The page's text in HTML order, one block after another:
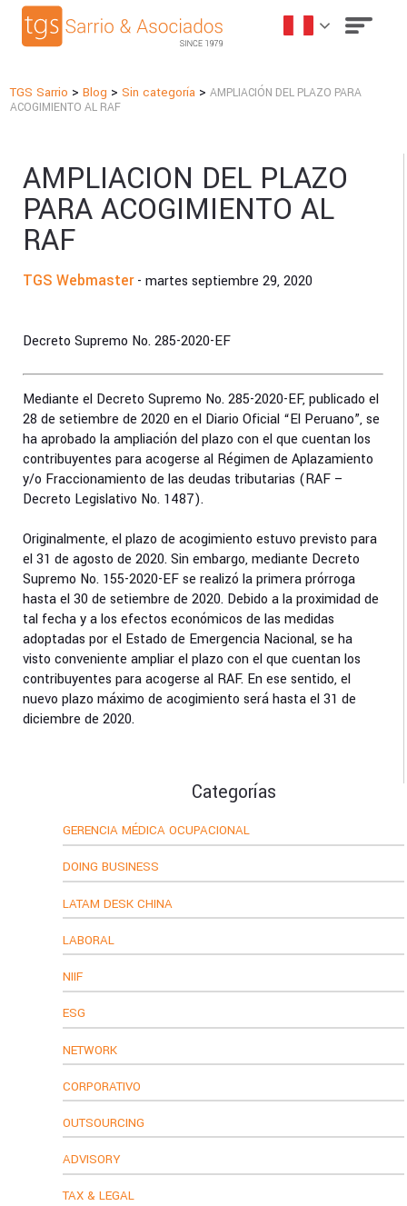
TGS Sarrio >Blog >Sin categoría >AMPLIACIÓN DEL PLAZO PARA
ACOGIMIENTO AL RAF
AMPLIACIÓN DEL PLAZO
PARA ACOGIMIENTO AL
RAF
TGS Webmaster- martes septiembre 29, 2020
Decreto Supremo No. 285-2020-EF
Mediante el Decreto Supremo No. 285-2020-EF, publicado el
28 de setiembre de 2020 en el Diario Oficial “El Peruano”, se
ha aprobado la ampliación del plazo con el que cuentan los
contribuyentes para acogerse al Régimen de Aplazamiento
y/o Fraccionamiento de las deudas tributarias (RAF –
Decreto Legislativo No. 1487).
Originalmente, el plazo de acogimiento estuvo previsto para
el 31 de agosto de 2020. Sin embargo, mediante Decreto
Supremo No. 155-2020-EF se realizó la primera prórroga
hasta el 30 de setiembre de 2020. Debido a la proximidad de
tal fecha y a los efectos económicos de las medidas
adoptadas por el Estado de Emergencia Nacional, se ha
visto conveniente ampliar el plazo con el que cuentan los
contribuyentes para acogerse al RAF. En ese sentido, el
nuevo plazo máximo de acogimiento será hasta el 31 de
diciembre de 2020.
Categorías
GERENCIA MÉDICA OCUPACIONAL
DOING BUSINESS
LATAM DESK CHINA
LABORAL
NIIF
ESG
NETWORK
CORPORATIVO
OUTSOURCING
ADVISORY
TAX & LEGAL